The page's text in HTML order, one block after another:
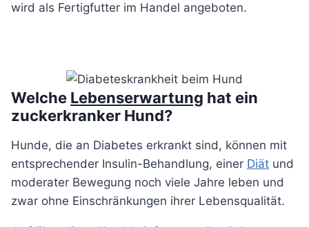
wird als Fertigfutter im Handel angeboten.
Welche Lebenserwartung hat ein
zuckerkranker Hund?
Hunde, die an Diabetes erkrankt sind, können mit
entsprechender Insulin-Behandlung, einer Diät und
moderater Bewegung noch viele Jahre leben und
zwar ohne Einschränkungen ihrer Lebensqualität.